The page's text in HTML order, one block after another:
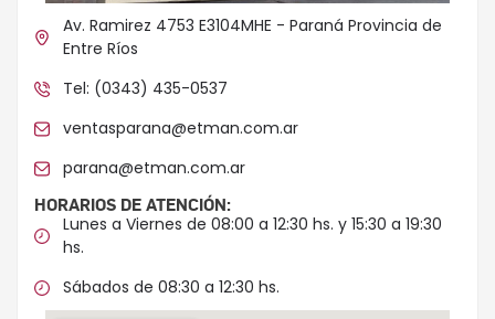
Av. Ramirez 4753 E3104MHE - Paraná Provincia de
Entre Ríos
Tel: (0343) 435-0537
ventasparana@etman.com.ar
parana@etman.com.ar
HORARIOS DE ATENCIÓN:
Lunes a Viernes de 08:00 a 12:30 hs. y 15:30 a 19:30
hs.
Sábados de 08:30 a 12:30 hs.